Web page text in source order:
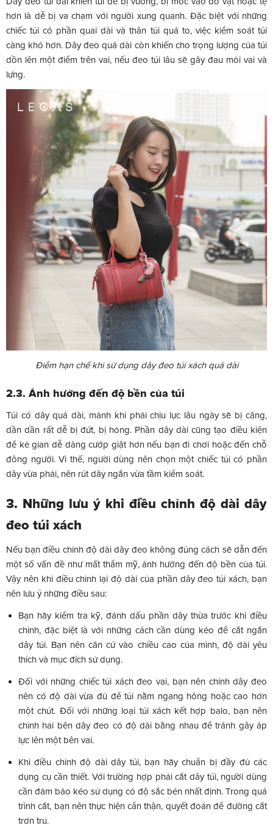
hơn là dễ bị va chạm với người xung quanh. Đặc biệt với những
chiếc túi có phần quai dài và thân túi quá to, việc kiểm soát túi
càng khó hơn. Dây đeo quá dài còn khiến cho trọng lượng của túi
dồn lên một điểm trên vai, nếu đeo túi lâu sẽ gây đau mỏi vai và
lưng.
Điểm hạn chế khi sử dụng dây đeo túi xách quá dài
2.3. Ảnh hưởng đến độ bền của túi
Túi có dây quá dài, mảnh khi phải chịu lực lâu ngày sẽ bị căng,
dần dần rất dễ bị đứt, bị hỏng. Phần dây dài cũng tạo điều kiện
để kẻ gian dễ dàng cướp giật hơn nếu bạn đi chơi hoặc đến chỗ
đông người. Vì thế, người dùng nên chọn một chiếc túi có phần
dây vừa phải, nên rút dây ngắn vừa tầm kiểm soát.
3. Những lưu ý khi điều chỉnh độ dài dây
đeo túi xách
Nếu bạn điều chỉnh độ dài dây đeo không đúng cách sẽ dẫn đến
một số vấn đề như mất thẩm mỹ, ảnh hưởng đến độ bền của túi.
Vậy nên khi điều chỉnh lại độ dài của phần dây đeo túi xách, bạn
nên lưu ý những điều sau:
Bạn hãy kiểm tra kỹ, đánh dấu phần dây thừa trước khi điều
chỉnh, đặc biệt là với những cách cần dùng kéo để cắt ngắn
dây túi. Bạn nên căn cứ vào chiều cao của mình, độ dài yêu
thích và mục đích sử dụng.
Đối với những chiếc túi xách đeo vai, bạn nên chỉnh dây đeo
nên có độ dài vừa đủ để túi nằm ngang hông hoặc cao hơn
một chút. Đối với những loại túi xách kết hợp balo, bạn nên
chỉnh hai bên dây đeo có độ dài bằng nhau để tránh gây áp
lực lên một bên vai.
Khi điều chỉnh độ dài dây túi, bạn hãy chuẩn bị đầy đủ các
dụng cụ cần thiết. Với trường hợp phải cắt dây túi, người dùng
cần đảm bảo kéo sử dụng có độ sắc bén nhất định. Trong quá
trình cắt, bạn nên thực hiện cẩn thận, quyết đoán để đường cắt
trơn tru.